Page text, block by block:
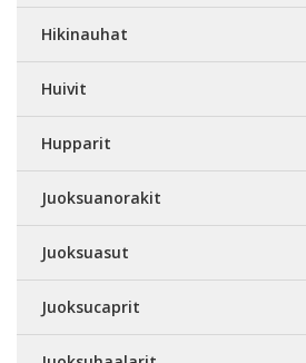
Hikinauhat
Huivit
Hupparit
Juoksuanorakit
Juoksuasut
Juoksucaprit